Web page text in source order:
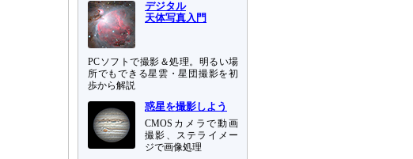
デジタル
天体写真入門
PCソフトで撮影＆処理。明るい場
所でもできる星雲・星団撮影を初
歩から解説
惑星を撮影しよう
CMOSカメラで動画
撮影、ステライメー
ジで画像処理